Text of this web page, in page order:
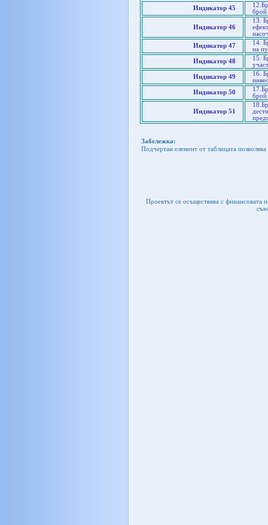
Индикатор 45
брой
Индикатор 46
13.
Индикатор 47
14.
на
Индикатор 48
15.
Индикатор 49
16.
Индикатор 50
брой
Индикатор 51
Забележка:
Подчертан елемент от таблицата
Проектът се осъществява с финансовата